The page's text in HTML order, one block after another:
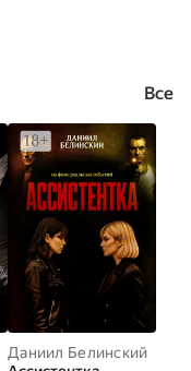
Все
Даниил Белинский